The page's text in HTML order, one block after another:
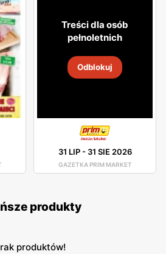
Treści dla osób
pełnoletnich
Odblokuj
31 LIP- 31 SIE 2026
GAZETKA PRIM MARKET
produkty
produktów!